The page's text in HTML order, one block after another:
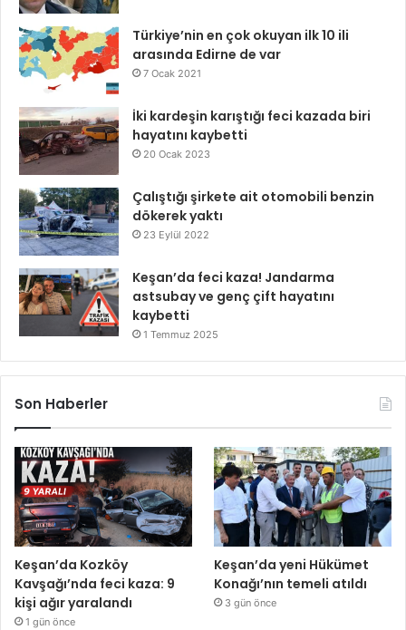
Türkiye’nin en çok okuyan ilk 10 ili
arasında Edirne de var
7 Ocak 2021
İki kardeşin karıştığı feci kazada biri
hayatını kaybetti
20 Ocak 2023
Çalıştığı şirkete ait otomobili benzin
dökerek yaktı
23 Eylül 2022
Keşan’da feci kaza! Jandarma
astsubay ve genç çift hayatını
kaybetti
1 Temmuz 2025
Son Haberler
Keşan’da Kozköy
Kavşağı’nda feci kaza: 9
kişi ağır yaralandı
1 gün önce
Keşan’da yeni Hükümet
Konağı’nın temeli atıldı
3 gün önce